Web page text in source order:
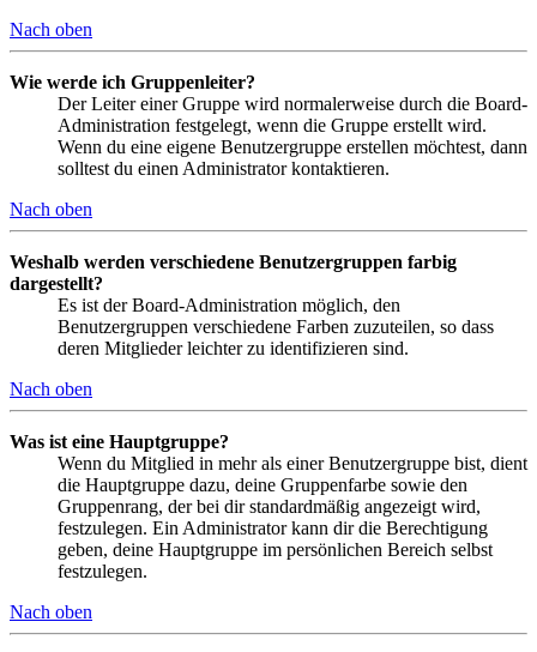
Nach oben
Wie werde ich Gruppenleiter?
Der Leiter einer Gruppe wird normalerweise durch die Board-
Administration festgelegt, wenn die Gruppe erstellt wird.
Wenn du eine eigene Benutzergruppe erstellen möchtest, dann
solltest du einen Administrator kontaktieren.
Nach oben
Weshalb werden verschiedene Benutzergruppen farbig
dargestellt?
Es ist der Board-Administration möglich, den
Benutzergruppen verschiedene Farben zuzuteilen, so dass
deren Mitglieder leichter zu identifizieren sind.
Nach oben
Was ist eine Hauptgruppe?
Wenn du Mitglied in mehr als einer Benutzergruppe bist, dient
die Hauptgruppe dazu, deine Gruppenfarbe sowie den
Gruppenrang, der bei dir standardmäßig angezeigt wird,
festzulegen. Ein Administrator kann dir die Berechtigung
geben, deine Hauptgruppe im persönlichen Bereich selbst
festzulegen.
Nach oben